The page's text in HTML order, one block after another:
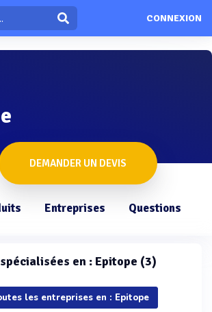
CONNEXION
DEMANDER UN DEVIS
Entreprises Questions
en : Epitope (3)
les entreprises en : Epitope